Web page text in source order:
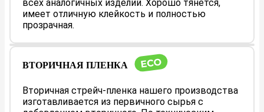
всех аналогичных изделий. Хорошо тянется,
имеет отличную клейкость и полностью
прозрачная.
ВТОРИЧНАЯ ПЛЕНКА
Вторичная стрейч-пленка нашего производства
изготавливается из первичного сырья с